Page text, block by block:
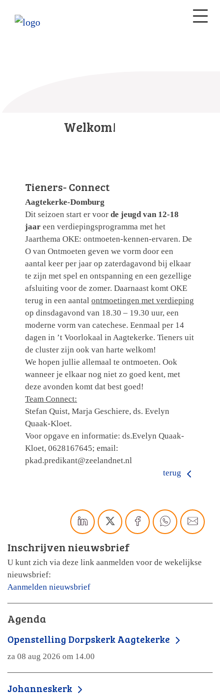
Welkom!
Tieners- Connect
Aagtekerke-Domburg
Dit seizoen start er voor de jeugd van 12-18
jaar een verdiepingsprogramma met het
Jaarthema OKE: ontmoeten-kennen-ervaren. De
O van Ontmoeten geven we vorm door een
aantal keer per jaar op zaterdagavond bij elkaar
te zijn met spel en ontspanning en een gezellige
afsluiting voor de zomer. Daarnaast komt OKE
terug in een aantal ontmoetingen met verdieping
op dinsdagavond van 18.30 – 19.30 uur, een
moderne vorm van catechese. Eenmaal per 14
dagen in ’t Voorlokaal in Aagtekerke. Tieners uit
de cluster zijn ook van harte welkom!
We hopen jullie allemaal te ontmoeten. Ook
wanneer je elkaar nog niet zo goed kent, met
deze avonden komt dat best goed!
Team Connect:
Stefan Quist, Marja Geschiere, ds. Evelyn
Quaak-Kloet.
Voor opgave en informatie: ds.Evelyn Quaak-
Kloet, 0628167645; email:
pkad.predikant@zeelandnet.nl
terug
Inschrijven nieuwsbrief
U kunt zich via deze link aanmelden voor de wekelijkse
nieuwsbrief:
Aanmelden nieuwsbrief
Agenda
Openstelling Dorpskerk Aagtekerke
za 08 aug 2026 om 14.00
Johanneskerk